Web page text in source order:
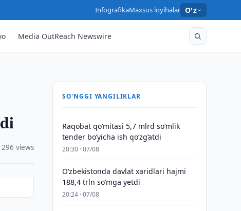
InfografikaMaxsus loyihalar O'z
Media OutReach Newswire
296 views
SO'NGGI YANGILIKLAR
Raqobat qo‘mitasi 5,7 mlrd so‘mlik
tender bo‘yicha ish qo‘zg‘atdi
20:30 · 07/08
O‘zbekistonda davlat xaridlari hajmi
188,4 trln so‘mga yetdi
20:24 · 07/08